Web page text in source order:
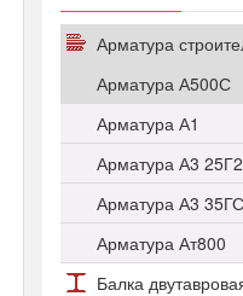
Арматура
Арматура А500С
Арматура А1
Арматура А3
Арматура А3 35ГС
Арматура Ат800
Балка